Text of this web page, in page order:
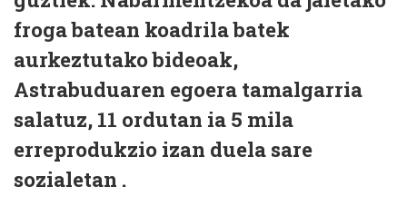
froga batean koadrila batek
aurkeztutako bideoak,
Astrabuduaren egoera tamalgarria
salatuz, 11 ordutan ia 5 mila
erreprodukzio izan duela sare
sozialetan .